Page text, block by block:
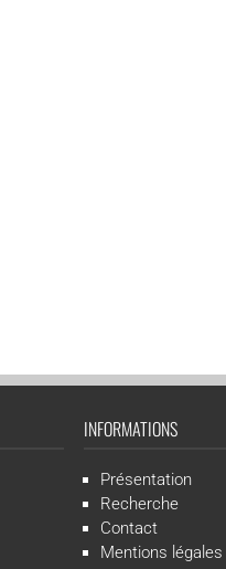
INFORMATIONS
Présentation
Recherche
Contact
Mentions légales